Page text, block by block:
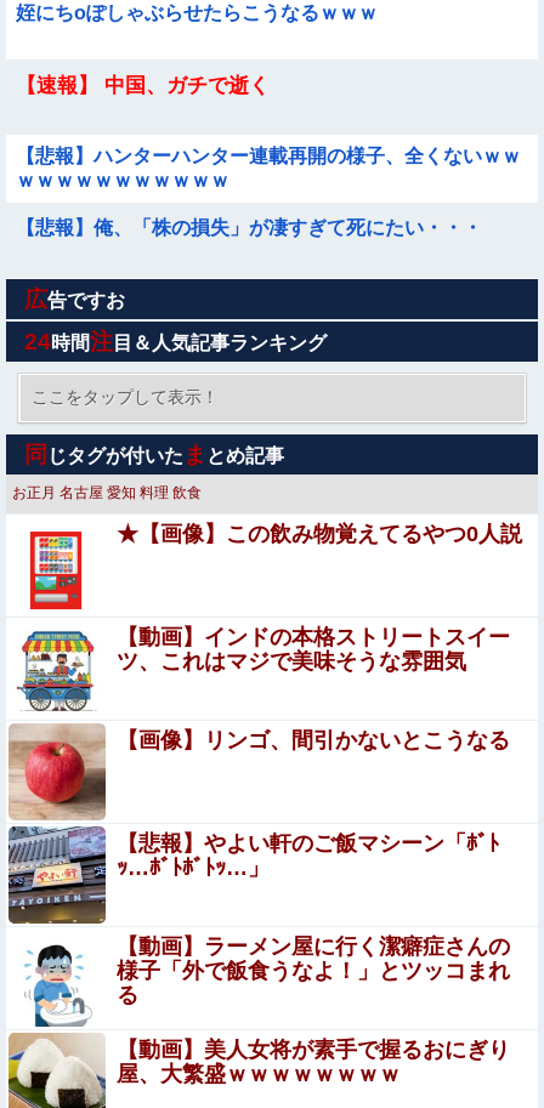
姪にちoぽしゃぶらせたらこうなるｗｗｗ
【速報】 中国、ガチで逝く
【悲報】ハンターハンター連載再開の様子、全くないｗｗ
ｗｗｗｗｗｗｗｗｗｗｗ
【悲報】俺、「株の損失」が凄すぎて死にたい・・・
元日向坂46・松田好花、食中毒で「腹痛とおう吐と下痢が
止まらない」原因は夏の風物詩だった
【悲報】高市首相の“個人的なSNS投稿”で習近平ブチギレ
説ｗｗｗｗｗ
【画像】『To LOVEる』のアクキー、不評だった理由が明
確すぎる
【動画】首都高で4tトラックが原因の玉突き事故に巻き込
まれた軽バンの車載。
20代男性「ジモティーで車を買ったらリース車だった」53
歳無職が逮捕
俺「事務職って楽でいいよなー」事務職妻「…」→辞令が
出て事務職になった俺「やっぱ俺事務向いてないわ」妻
「私も貴方の妻は向いてないと思う。離婚しましょう」俺
「えっ」
【ガチ注意】中国製ルーター使ってるやつ、◯◯が仕
込まれてるかもしれないぞ・・・他
【画像】 風俗に行くと毎回こういう"恵体メロン"お姉さん
(35)を指名してしまうんやが・・・
【速報】病院の屋上で「死神に扮して」患者をじっと見つ
めていた男性を逮捕
【ガチ】美人すぎる有名女子バスケ選手のセ○クス動画が
流出。これは●●い…
伊藤百花の仕事バンバン取ってくるDHの営業担
当凄くないか？今年のボーナス凄いことになりそ
う！！【AKB48いともも】
戦国時代の日本で「皆殺し」が少なかった理由、どこでも
広告ですお
24時間注 目＆人気記事ランキング
ここをタップして表示！
同 じタグが付いた ま とめ記事
お正月 名古屋 愛知 料理 飲食
★【画像】この飲み物覚えてるやつ0人説
【動画】インドの本格ストリートスイー
ツ、これはマジで美味そうな雰囲気
【画像】リンゴ、間引かないとこうなる
【悲報】やよい軒のご飯マシーン「ﾎﾞﾄ
ｯ…ﾎﾞﾄﾎﾞﾄｯ…」
【動画】ラーメン屋に行く潔癖症さんの
様子「外で飯食うなよ！」とツッコまれ
る
【動画】美人女将が素手で握るおにぎり
屋、大繁盛ｗｗｗｗｗｗｗｗ